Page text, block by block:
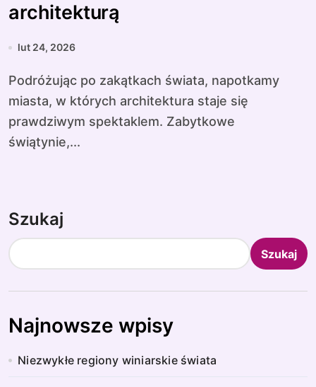
architekturą
lut 24, 2026
Podróżując po zakątkach świata, napotkamy
miasta, w których architektura staje się
prawdziwym spektaklem. Zabytkowe
świątynie,...
Szukaj
Szukaj
Najnowsze wpisy
Niezwykłe regiony winiarskie świata